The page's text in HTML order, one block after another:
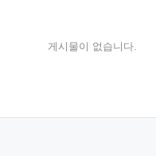
게시물이 없습니다.